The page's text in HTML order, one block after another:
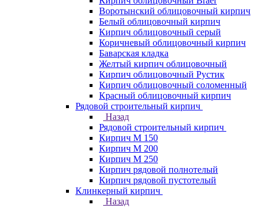
Воротынский облицовочный кирпич
Белый облицовочный кирпич
Кирпич облицовочный серый
Коричневый облицовочный кирпич
Баварская кладка
Желтый кирпич облицовочный
Кирпич облицовочный Рустик
Кирпич облицовочный соломенный
Красный облицовочный кирпич
Рядовой строительный кирпич
Назад
Рядовой строительный кирпич
Кирпич М 150
Кирпич М 200
Кирпич М 250
Кирпич рядовой полнотелый
Кирпич рядовой пустотелый
Клинкерный кирпич
Назад